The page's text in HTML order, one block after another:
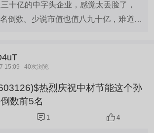
三十亿的中字头企业，感觉太丢脸了，
倒数。少说市值也值八九十亿，难道真
15:09 40次浏览
热烈庆祝中材节能这个孙
数前5名
1 4